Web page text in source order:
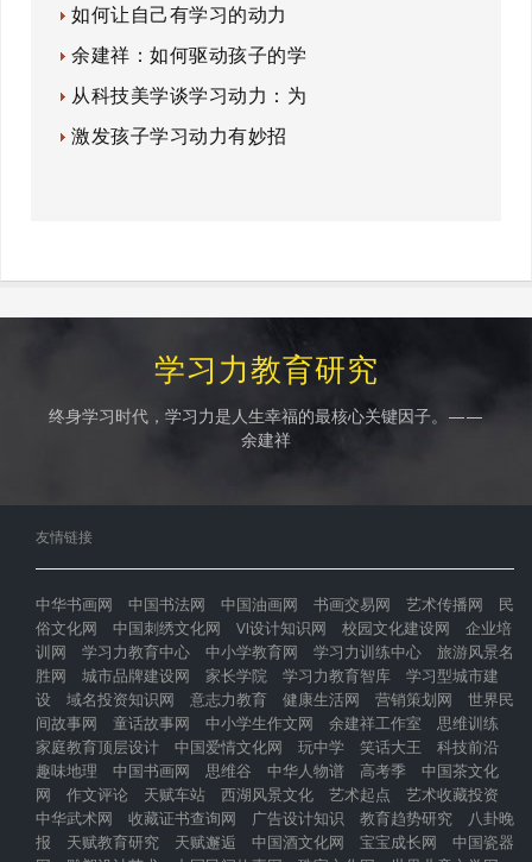
如何让自己有学习的动力
余建祥：如何驱动孩子的学
从科技美学谈学习动力：为
激发孩子学习动力有妙招
学习力教育研究
终身学习时代，学习力是人生幸福的最核心关键因子。——
余建祥
友情链接
中华书画网 中国书法网 中国油画网 书画交易网 艺术传播网
民
俗文化网
中国刺绣文化网 VI设计知识网 校园文化建设网
企业培
训网
学习力教育中心 中小学教育网 学习力训练中心
旅游风景名
胜网
城市品牌建设网 家长学院 学习力教育智库
学习型城市建
设
域名投资知识网 意志力教育 健康生活网 营销策划网
世界民
间故事网
童话故事网 中小学生作文网 余建祥工作室
思维训练
家庭教育顶层设计
中国爱情文化网 玩中学 笑话大王
科技前沿
趣味地理
中国书画网 思维谷 中华人物谱 高考季
中国茶文化
网
作文评论 天赋车站 西湖风景文化 艺术起点
艺术收藏投资
中华武术网
收藏证书查询网 广告设计知识 教育趋势研究
八卦晚
报
天赋教育研究 天赋邂逅 中国酒文化网 宝宝成长网
中国瓷器